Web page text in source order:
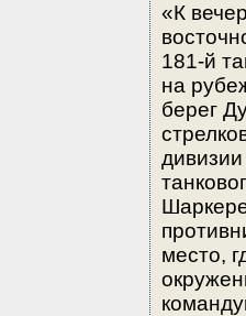
«К
181-й
на
берег
место,